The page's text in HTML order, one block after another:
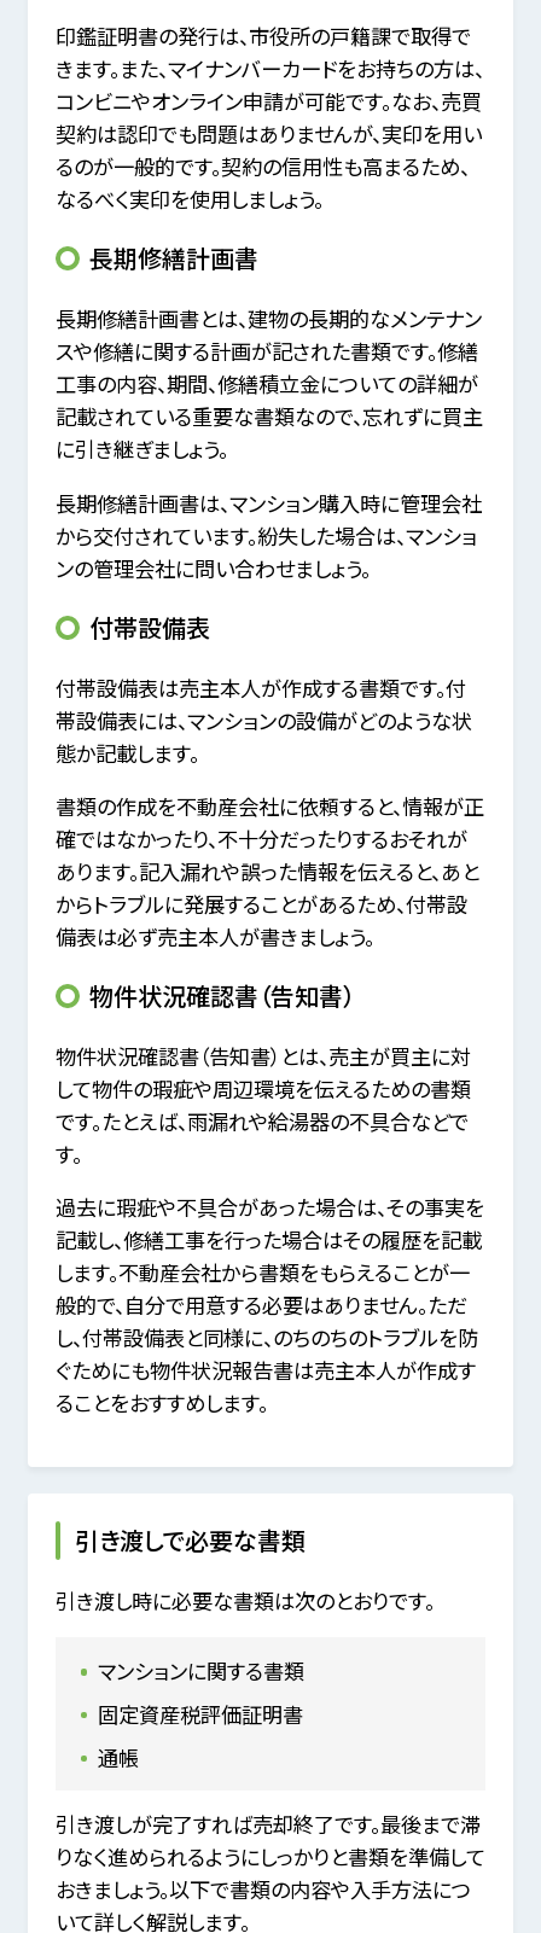
印鑑証明書の発行は、市役所の戸籍課で取得で
きます。また、マイナンバーカードをお持ちの方は、
コンビニやオンライン申請が可能です。なお、売買
契約は認印でも問題はありませんが、実印を用い
るのが一般的です。契約の信用性も高まるため、
なるべく実印を使用しましょう。
長期修繕計画書
長期修繕計画書とは、建物の長期的なメンテナン
スや修繕に関する計画が記された書類です。修繕
工事の内容、期間、修繕積立金についての詳細が
記載されている重要な書類なので、忘れずに買主
に引き継ぎましょう。
長期修繕計画書は、マンション購入時に管理会社
から交付されています。紛失した場合は、マンショ
ンの管理会社に問い合わせましょう。
付帯設備表
付帯設備表は売主本人が作成する書類です。付
帯設備表には、マンションの設備がどのような状
態か記載します。
書類の作成を不動産会社に依頼すると、情報が正
確ではなかったり、不十分だったりするおそれが
あります。記入漏れや誤った情報を伝えると、あと
からトラブルに発展することがあるため、付帯設
備表は必ず売主本人が書きましょう。
物件状況確認書（告知書）
物件状況確認書（告知書）とは、売主が買主に対
して物件の瑕疵や周辺環境を伝えるための書類
です。たとえば、雨漏れや給湯器の不具合などで
す。
過去に瑕疵や不具合があった場合は、その事実を
記載し、修繕工事を行った場合はその履歴を記載
します。不動産会社から書類をもらえることが一
般的で、自分で用意する必要はありません。ただ
し、付帯設備表と同様に、のちのちのトラブルを防
ぐためにも物件状況報告書は売主本人が作成す
ることをおすすめします。
引き渡しで必要な書類
引き渡し時に必要な書類は次のとおりです。
マンションに関する書類
固定資産税評価証明書
通帳
引き渡しが完了すれば売却終了です。最後まで滞
りなく進められるようにしっかりと書類を準備して
おきましょう。以下で書類の内容や入手方法につ
いて詳しく解説します。